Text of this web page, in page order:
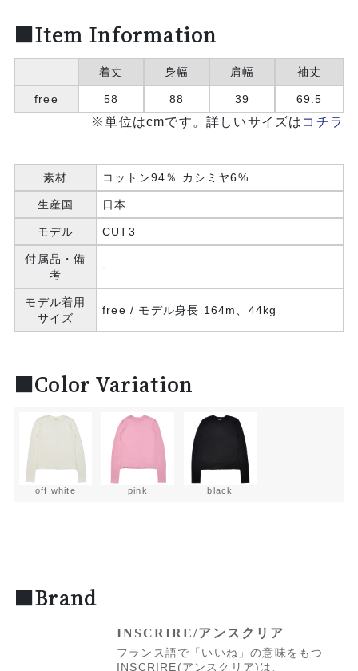
■Item Information
着丈 身幅 肩幅 袖丈
free 58 88 39 69.5
※単位はcmです。詳しいサイズは コチラ
素材 コットン94％ カシミヤ6%
生産国 日本
モデル CUT3
付属品・備
考
-
モデル着用
サイズ
free / モデル身長 164m、44kg
■Color Variation
off white pink black
■Brand
INSCRIRE/アンスクリア
フランス語で「いいね」の意味をもつ
INSCRIRE(アンスクリア)は、